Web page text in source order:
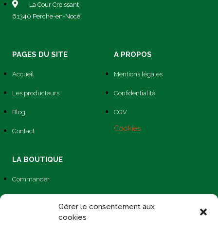
Gérer le consentement aux
cookies
La Cour Croissant
61340 Perche-en-Nocé
PAGES DU SITE
Accueil
Les producteurs
Blog
Contact
A PROPOS
Mentions légales
Confidentialité
CGV
Cookies
LA BOUTIQUE
Commander